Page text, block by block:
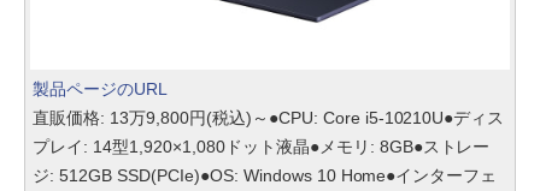
製品ページのURL
直販価格: 13万9,800円(税込)～●CPU: Core i5-10210U●ディス
プレイ: 14型1,920×1,080ドット液晶●メモリ: 8GB●ストレー
ジ: 512GB SSD(PCIe)●OS: Windows 10 Home●インターフェ